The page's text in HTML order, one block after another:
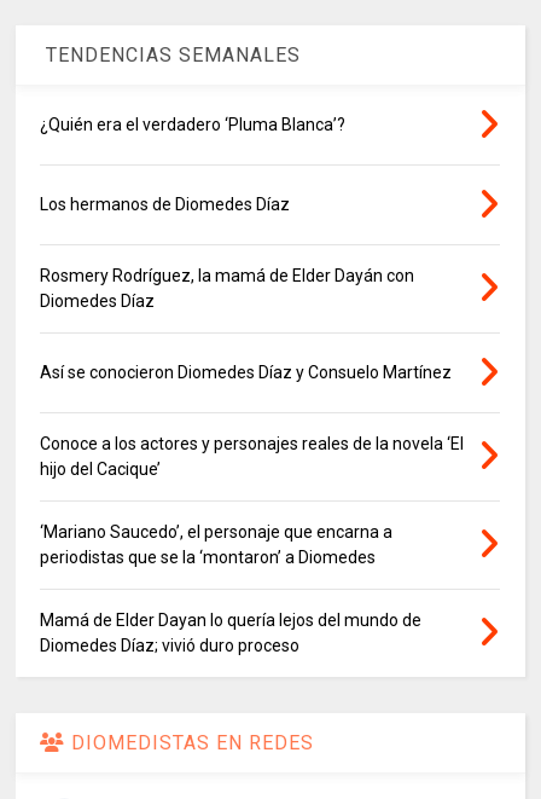
TENDENCIAS SEMANALES
¿Quién era el verdadero ‘Pluma Blanca’?
Los hermanos de Diomedes Díaz
Rosmery Rodríguez, la mamá de Elder Dayán con
Diomedes Díaz
Así se conocieron Diomedes Díaz y Consuelo Martínez
Conoce a los actores y personajes reales de la novela ‘El
hijo del Cacique’
‘Mariano Saucedo’, el personaje que encarna a
periodistas que se la ‘montaron’ a Diomedes
Mamá de Elder Dayan lo quería lejos del mundo de
Diomedes Díaz; vivió duro proceso
DIOMEDISTAS EN REDES